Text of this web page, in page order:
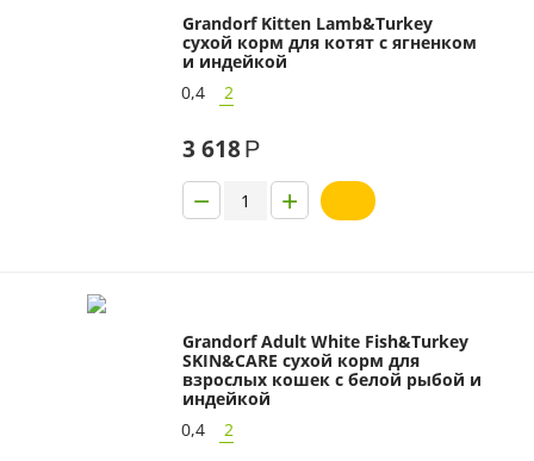
Grandorf Kitten Lamb&Turkey
сухой корм для котят с ягненком
и индейкой
0,4
2
3 618Р
+
−
Grandorf Adult White Fish&Turkey
SKIN&CARE сухой корм для
взрослых кошек с белой рыбой и
индейкой
0,4
2